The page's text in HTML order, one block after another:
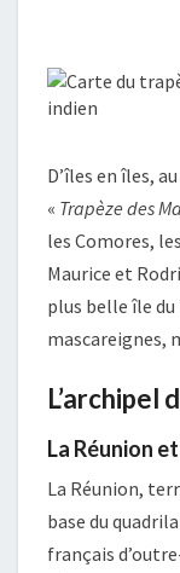
D’îles en îles,
« Trapèze des
les Comores,
Maurice et
plus belle île du
mascareignes,
L’archipel
La Réunion
La Réunion,
base du
français